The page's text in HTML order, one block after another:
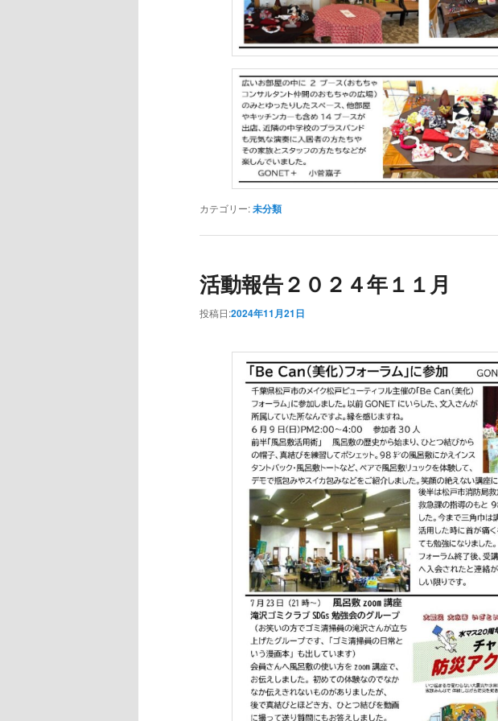
カテゴリー:未分類
活動報告２０２４年１１月
投稿日:2024年11月21日